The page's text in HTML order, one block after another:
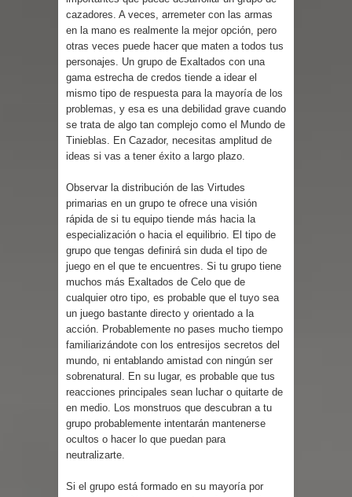
cazadores. A veces, arremeter con las armas
en la mano es realmente la mejor opción, pero
otras veces puede hacer que maten a todos tus
personajes. Un grupo de Exaltados con una
gama estrecha de credos tiende a idear el
mismo tipo de respuesta para la mayoría de los
problemas, y esa es una debilidad grave cuando
se trata de algo tan complejo como el Mundo de
Tinieblas. En Cazador, necesitas amplitud de
ideas si vas a tener éxito a largo plazo.
Observar la distribución de las Virtudes
primarias en un grupo te ofrece una visión
rápida de si tu equipo tiende más hacia la
especialización o hacia el equilibrio. El tipo de
grupo que tengas definirá sin duda el tipo de
juego en el que te encuentres. Si tu grupo tiene
muchos más Exaltados de Celo que de
cualquier otro tipo, es probable que el tuyo sea
un juego bastante directo y orientado a la
acción. Probablemente no pases mucho tiempo
familiarizándote con los entresijos secretos del
mundo, ni entablando amistad con ningún ser
sobrenatural. En su lugar, es probable que tus
reacciones principales sean luchar o quitarte de
en medio. Los monstruos que descubran a tu
grupo probablemente intentarán mantenerse
ocultos o hacer lo que puedan para
neutralizarte.
Si el grupo está formado en su mayoría por